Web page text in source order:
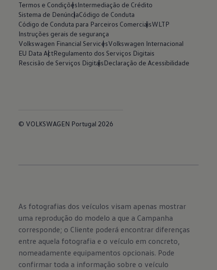
Termos e CondiçõesIntermediação de Crédito
Sistema de DenúnciaCódigo de Conduta
Código de Conduta para Parceiros ComerciaisWLTP
Instruções gerais de segurança
Volkswagen Financial ServicesVolkswagen Internacional
EU Data ActRegulamento dos Serviços Digitais
Rescisão de Serviços DigitaisDeclaração de Acessibilidade
© VOLKSWAGEN Portugal 2026
As fotografias dos veículos visam apenas mostrar
uma reprodução do modelo a que a Campanha
corresponde; o Cliente poderá encontrar diferenças
entre aquela fotografia e o veículo em concreto,
nomeadamente equipamentos opcionais. Pode
confirmar toda a informação sobre o veículo